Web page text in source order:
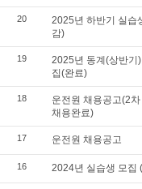
20
2025년 하반기 실습
감)
19
2025년 동계(상반기
집(완료)
18
운전원 채용공고(2
채용완료)
17 운전원 채용공고
16 2024년 실습생 모집